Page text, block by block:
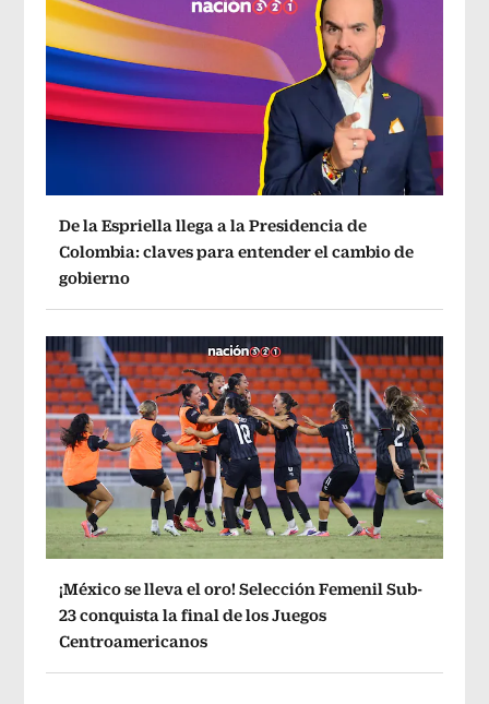
De la Espriella llega a la Presidencia de
Colombia: claves para entender el cambio de
gobierno
¡México se lleva el oro! Selección Femenil Sub-
23 conquista la final de los Juegos
Centroamericanos